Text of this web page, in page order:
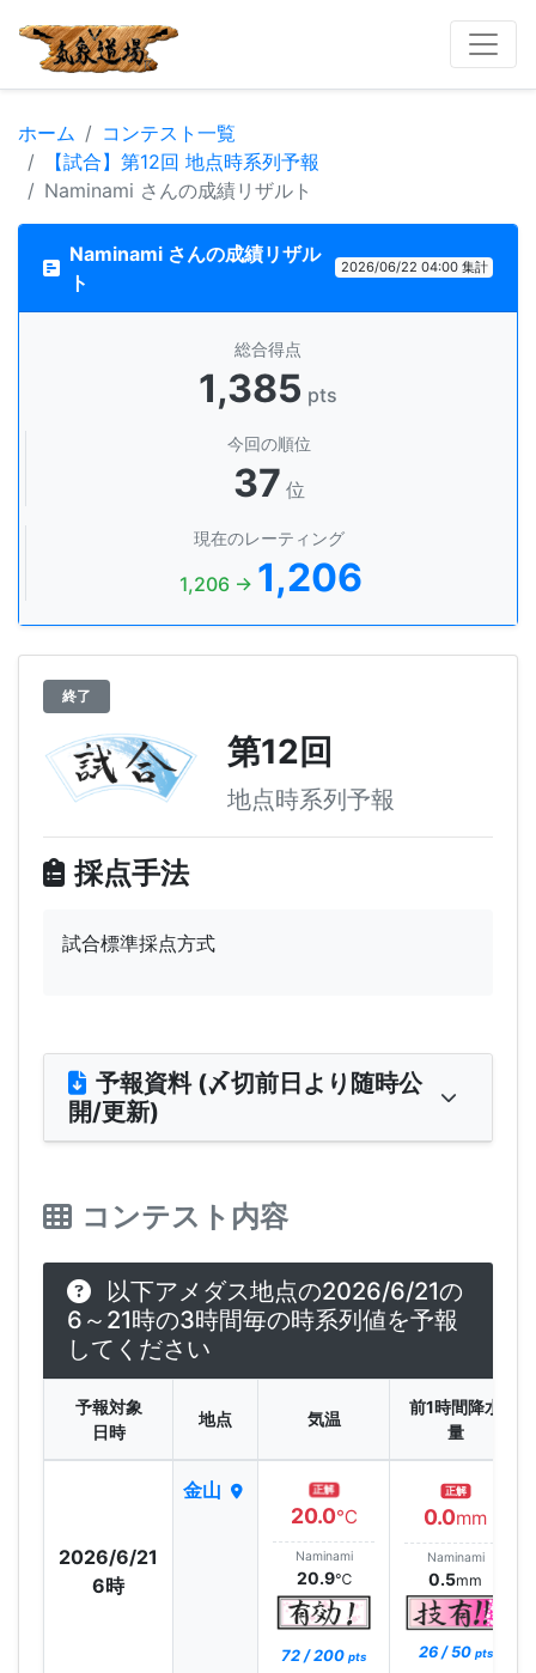
ホーム
コンテスト一覧
【試合】第12回 地点時系列予報
Naminami さんの成績リザルト
Naminami さんの成績リザル
ト
2026/06/22 04:00 集計
総合得点
1,385 pts
今回の順位
37 位
現在のレーティング
1,206 → 1,206
終了
第12回
地点時系列予報
採点手法
試合標準採点方式
予報資料 (〆切前日より随時公
開/更新)
コンテスト内容
以下アメダス地点の2026/6/21の
6～21時の3時間毎の時系列値を予報
してください
予報対象
日時
地点 気温
前1時間降水
量
2026/6/21
6時
金山 正解
20.0℃
Naminami
20.9℃
72 / 200 pts
正解
0.0mm
Naminami
0.5mm
26 / 50 pts